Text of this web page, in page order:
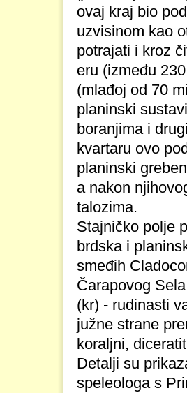
ovaj kraj bio
uzvisinom kao
potrajati i kroz
eru (između
(mlađoj od 70
planinski
boranjima i
kvartaru ovo
planinski
a nakon
talozima.
Stajničko polje
brdska i
smeđih
Čarapovog
(kr) - rudinasti
južne strane
koraljni,
Detalji su
speleologa s